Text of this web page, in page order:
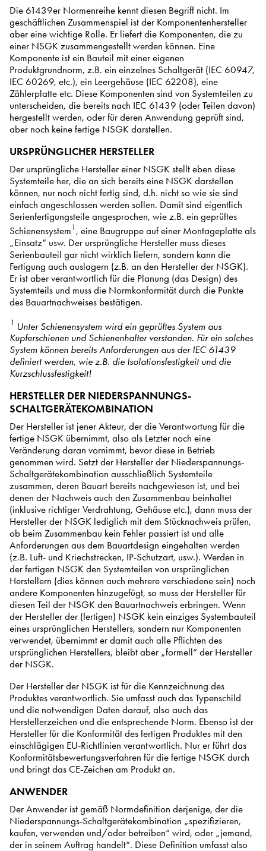
Die 61439er Normenreihe kennt diesen Begriff nicht. Im
geschäftlichen Zusammenspiel ist der Komponentenhersteller
aber eine wichtige Rolle. Er liefert die Komponenten, die zu
einer NSGK zusammengestellt werden können. Eine
Komponente ist ein Bauteil mit einer eigenen
Produktgrundnorm, z.B. ein einzelnes Schaltgerät (IEC 60947,
IEC 60269, etc.), ein Leergehäuse (IEC 62208), eine
Zählerplatte etc. Diese Komponenten sind von Systemteilen zu
unterscheiden, die bereits nach IEC 61439 (oder Teilen davon)
hergestellt werden, oder für deren Anwendung geprüft sind,
aber noch keine fertige NSGK darstellen.
URSPRÜNGLICHER HERSTELLER
Der ursprüngliche Hersteller einer NSGK stellt eben diese
Systemteile her, die an sich bereits eine NSGK darstellen
können, nur noch nicht fertig sind, d.h. nicht so wie sie sind
einfach angeschlossen werden sollen. Damit sind eigentlich
Serienfertigungsteile angesprochen, wie z.B. ein geprüftes
Schienensystem1 , eine Baugruppe auf einer Montageplatte als
„Einsatz“ usw. Der ursprüngliche Hersteller muss dieses
Serienbauteil gar nicht wirklich liefern, sondern kann die
Fertigung auch auslagern (z.B. an den Hersteller der NSGK).
Er ist aber verantwortlich für die Planung (das Design) des
Systemteils und muss die Normkonformität durch die Punkte
des Bauartnachweises bestätigen.
1 Unter Schienensystem wird ein geprüftes System aus
Kupferschienen und Schienenhalter verstanden. Für ein solches
System können bereits Anforderungen aus der IEC 61439
definiert werden, wie z.B. die Isolationsfestigkeit und die
Kurzschlussfestigkeit!
HERSTELLER DER NIEDERSPANNUNGS-
SCHALTGERÄTEKOMBINATION
Der Hersteller ist jener Akteur, der die Verantwortung für die
fertige NSGK übernimmt, also als Letzter noch eine
Veränderung daran vornimmt, bevor diese in Betrieb
genommen wird. Setzt der Hersteller der Niederspannungs-
Schaltgerätekombination ausschließlich Systemteile
zusammen, deren Bauart bereits nachgewiesen ist, und bei
denen der Nachweis auch den Zusammenbau beinhaltet
(inklusive richtiger Verdrahtung, Gehäuse etc.), dann muss der
Hersteller der NSGK lediglich mit dem Stücknachweis prüfen,
ob beim Zusammenbau kein Fehler passiert ist und alle
Anforderungen aus dem Bauartdesign eingehalten werden
(z.B. Luft- und Kriechstrecken, IP-Schutzart, usw.). Werden in
der fertigen NSGK den Systemteilen von ursprünglichen
Herstellern (dies können auch mehrere verschiedene sein) noch
andere Komponenten hinzugefügt, so muss der Hersteller für
diesen Teil der NSGK den Bauartnachweis erbringen. Wenn
der Hersteller der (fertigen) NSGK kein einziges Systembauteil
eines ursprünglichen Herstellers, sondern nur Komponenten
verwendet, übernimmt er damit auch alle Pflichten des
ursprünglichen Herstellers, bleibt aber „formell“ der Hersteller
der NSGK.
Der Hersteller der NSGK ist für die Kennzeichnung des
Produktes verantwortlich. Sie umfasst auch das Typenschild
und die notwendigen Daten darauf, also auch das
Herstellerzeichen und die entsprechende Norm. Ebenso ist der
Hersteller für die Konformität des fertigen Produktes mit den
einschlägigen EU-Richtlinien verantwortlich. Nur er führt das
Konformitätsbewertungsverfahren für die fertige NSGK durch
und bringt das CE-Zeichen am Produkt an.
ANWENDER
Der Anwender ist gemäß Normdefinition derjenige, der die
Niederspannungs-Schaltgerätekombination „spezifizieren,
kaufen, verwenden und/oder betreiben“ wird, oder „jemand,
der in seinem Auftrag handelt“. Diese Definition umfasst also